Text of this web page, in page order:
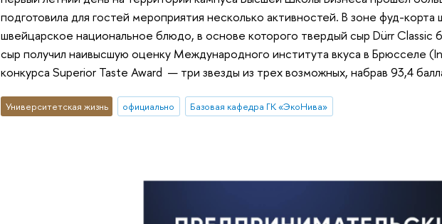
подготовила для гостей мероприятия несколько активностей. В зоне фуд-
швейцарское национальное блюдо, в основе которого твердый сыр Dürr Classic
сыр получил наивысшую оценку Международного института вкуса в Брюсселе
конкурса Superior Taste Award — три звезды из трех возможных, набрав 93,4
Университетская жизнь официально Базовая кафедра ГК «ЭкоНива»